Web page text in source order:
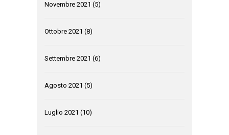
Novembre 2021 (5)
Ottobre 2021 (8)
Settembre 2021 (6)
Agosto 2021 (5)
Luglio 2021 (10)